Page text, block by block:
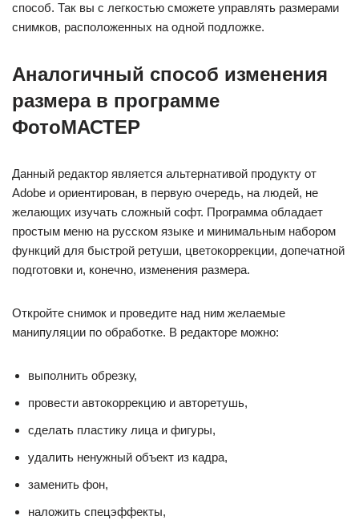
способ. Так вы с легкостью сможете управлять размерами
снимков, расположенных на одной подложке.
Аналогичный способ изменения
размера в программе
ФотоМАСТЕР
Данный редактор является альтернативой продукту от
Adobe и ориентирован, в первую очередь, на людей, не
желающих изучать сложный софт. Программа обладает
простым меню на русском языке и минимальным набором
функций для быстрой ретуши, цветокоррекции, допечатной
подготовки и, конечно, изменения размера.
Откройте снимок и проведите над ним желаемые
манипуляции по обработке. В редакторе можно:
выполнить обрезку,
провести автокоррекцию и авторетушь,
сделать пластику лица и фигуры,
удалить ненужный объект из кадра,
заменить фон,
наложить спецэффекты,